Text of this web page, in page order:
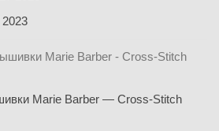
Marie Barber — Cross-Stitch